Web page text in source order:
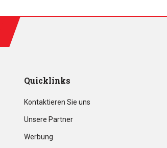
Quicklinks
Kontaktieren Sie uns
Unsere Partner
Werbung